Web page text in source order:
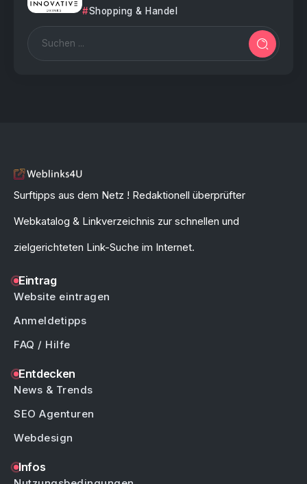
Shopping & Handel
Surftipps aus dem Netz ! Redaktionell überprüfter
Webkatalog & Linkverzeichnis zur schnellen und
zielgerichteten Link-Suche im Internet.
Eintrag
Website eintragen
Anmeldetipps
FAQ / Hilfe
Entdecken
News & Trends
SEO Agenturen
Webdesign
Infos